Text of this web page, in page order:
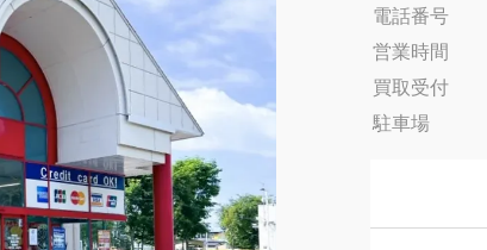
電話番号
営業時間
買取受付
駐車場